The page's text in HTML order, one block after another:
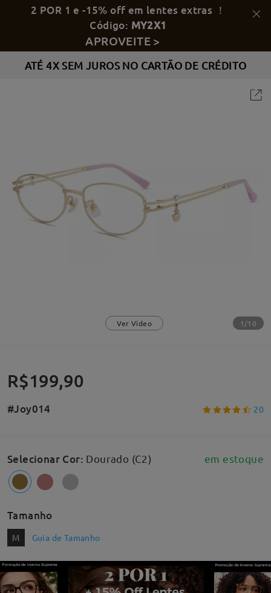
2 POR 1 e -15% off em lentes extras ！
Código: MY2X1
APROVEITE >
ATÉ 4X SEM JUROS NO CARTÃO DE CRÉDITO
Ver Vídeo 1/10
R$199,90
#Joy014 20
Selecionar Cor: Dourado (C2) em estoque
Tamanho
M Guia de Tamanho